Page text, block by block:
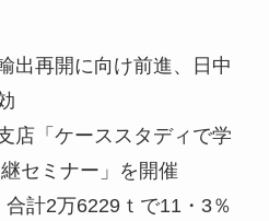
出再開に向け前進、日中
店「ケーススタディで学
セミナー」を開催
計2万6229ｔで11・3％